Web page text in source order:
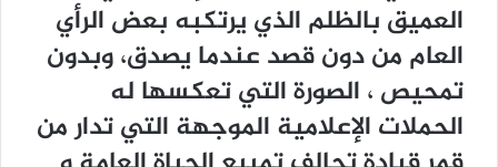
ﺍﻟﻌﻤﻴﻖ ﺑﺎﻟﻈﻠﻢ ﺍﻟﺬﻱ ﻳﺮﺗﻜﺒﻪ ﺑﻌﺾ ﺍﻟﺮﺃﻱ
ﺍﻟﻌﺎﻡ ﻣﻦ ﺩﻭﻥ ﻗﺼﺪ ﻋﻨﺪﻣﺎ ﻳﺼﺪﻕ، ﻭﺑﺪﻭﻥ
ﺗﻤﺤﻴﺺ ، ﺍﻟﺼﻮﺭﺓ ﺍﻟﺘﻲ ﺗﻌﻜﺴﻬﺎ ﻟﻪ
ﺍﻟﺤﻤﻼﺕ ﺍﻹﻋﻼﻣﻴﺔ ﺍﻟﻤﻮﺟﻬﺔ ﺍﻟﺘﻲ ﺗﺪﺍﺭ ﻣﻦ